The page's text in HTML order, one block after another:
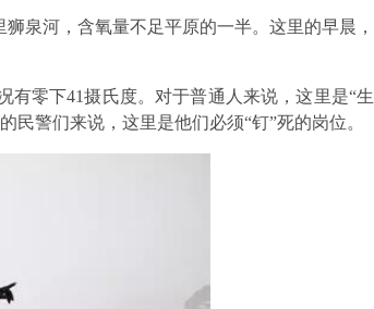
泉河，含氧量不足平原的一半。这里的早晨，
有零下41摄氏度。对于普通人来说，这里是“生
警们来说，这里是他们必须“钉”死的岗位。